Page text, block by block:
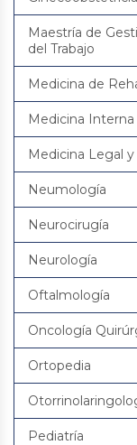
Maestría de
del Trabajo
Medicina de
Medicina Interna
Medicina Legal
Neumología
Neurocirugía
Neurología
Oftalmología
Oncología
Ortopedia
Pediatría